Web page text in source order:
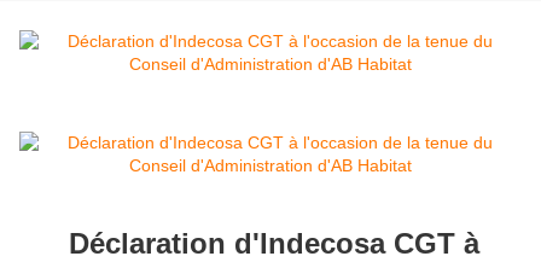
Déclaration d'Indecosa CGT à